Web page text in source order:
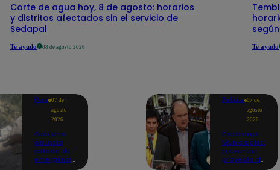
Corte de agua hoy, 8 de agosto: horarios
y distritos afectados sin el servicio de
Sedapal
Te ayudo 08 de agosto 2026 Te ayudo
Perú 07 de
agosto
2026
Gobierno
anuncia
estado de
emergencia
Política 07 de
agosto
2026
Elecciones
Municipales:
presentan
proyecto de